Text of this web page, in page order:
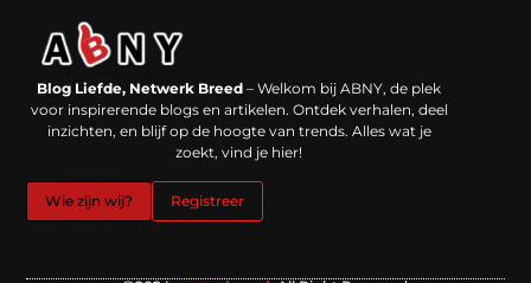
Blog Liefde, Netwerk Breed – Welkom bij ABNY, de plek
voor inspirerende blogs en artikelen. Ontdek verhalen, deel
inzichten, en blijf op de hoogte van trends. Alles wat je
zoekt, vind je hier!
Wie zijn wij? Registreer